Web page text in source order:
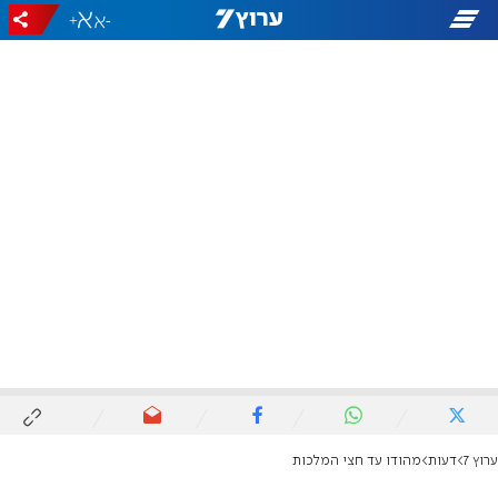
-
+
ערוץ 7 דעות מהודו עד חצי המלכות